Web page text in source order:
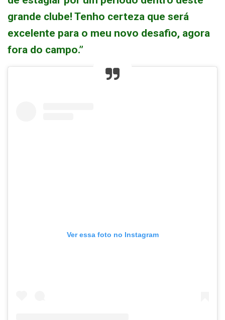
grande clube! Tenho certeza que será
excelente para o meu novo desafio, agora
fora do campo.”
Ver essa foto no Instagram